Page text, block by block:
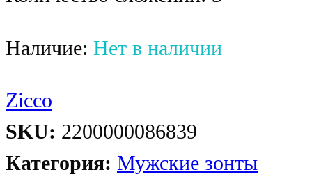
Наличие: Нет в наличии
Zicco
SKU: 2200000086839
Категория: Мужские зонты